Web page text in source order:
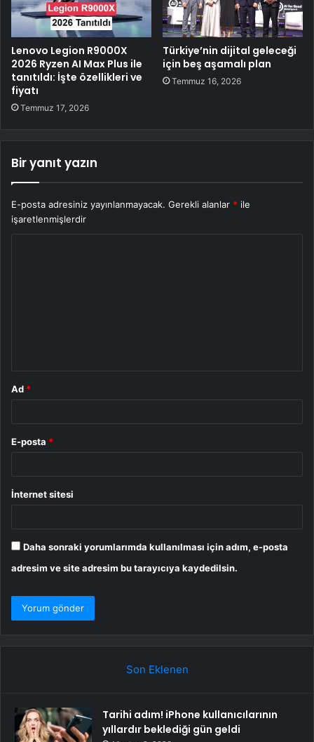
Lenovo Legion R9000X
2026 Ryzen AI Max Plus ile
tanıtıldı: İşte özellikleri ve
fiyatı
Temmuz 17, 2026
Türkiye’nin dijital geleceği
için beş aşamalı plan
Temmuz 16, 2026
Bir yanıt yazın
E-posta adresiniz yayınlanmayacak. Gerekli alanlar * ile
işaretlenmişlerdir
Ad *
E-posta *
İnternet sitesi
Daha sonraki yorumlarımda kullanılması için adım, e-posta
adresim ve site adresim bu tarayıcıya kaydedilsin.
Son Eklenen
Tarihi adım! iPhone kullanıcılarının
yıllardır beklediği gün geldi